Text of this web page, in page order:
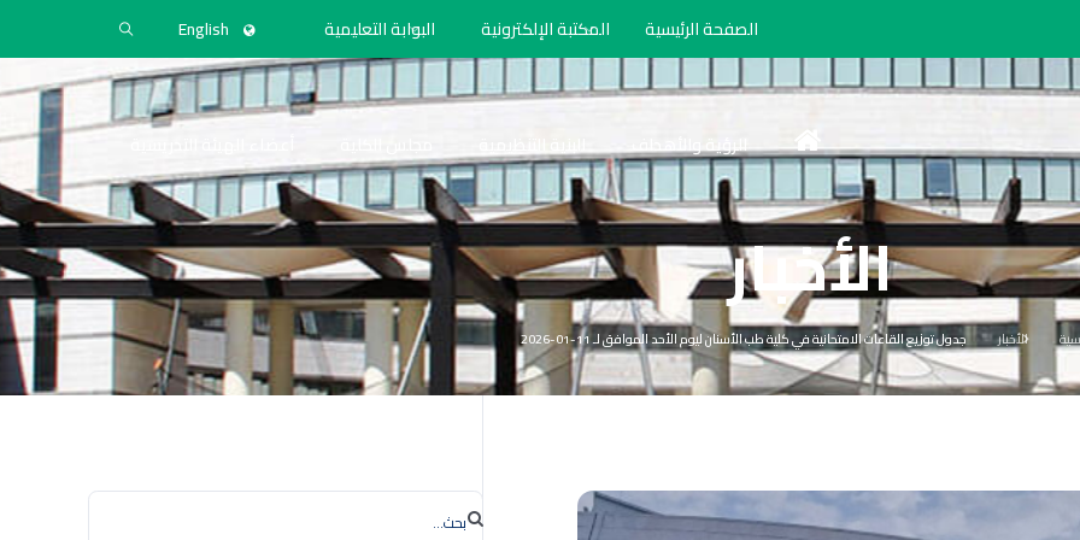
الصفحة الرئيسية المكتبة الإلكترونية البوابة التعليمية English
الرؤية والأهداف البنية التنظيمية
الأخبار
الأخبار جدول توزيع القاعات الامتحانية في كلية طب الأسنان ليوم الأحد الموافق لـ 11-01-2026